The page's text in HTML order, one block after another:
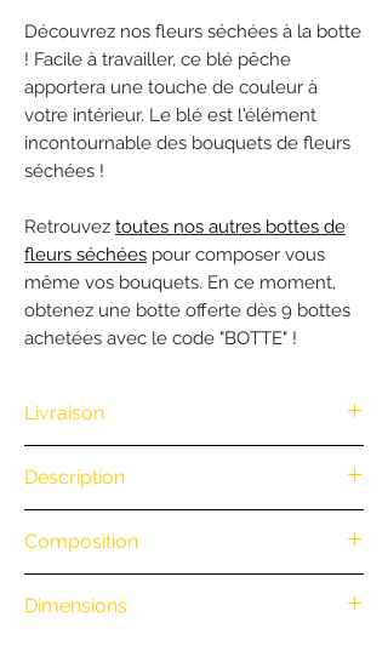
Découvrez nos fleurs séchées à la botte
! Facile à travailler, ce blé pêche
apportera une touche de couleur à
votre intérieur. Le blé est l'élément
incontournable des bouquets de fleurs
séchées !
Retrouvez toutes nos autres bottes de
fleurs séchées pour composer vous
même vos bouquets. En ce moment,
obtenez une botte offerte dès 9 bottes
achetées avec le code "BOTTE" !
Livraison
100€ d'achat. (Exclusivité Web non
valable pour une commande
par téléphone)
• Retrait en boutique : gratuit
• Livraison à vélo par notre coursier
Description
Composition
Dimensions